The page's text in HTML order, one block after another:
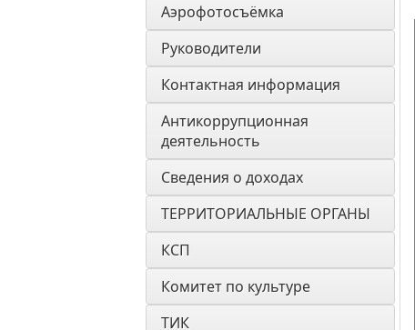
Аэрофотосъёмка
Руководители
Контактная информация
Антикоррупционная
деятельность
Сведения о доходах
ТЕРРИТОРИАЛЬНЫЕ ОРГАНЫ
КСП
Комитет по культуре
ТИК